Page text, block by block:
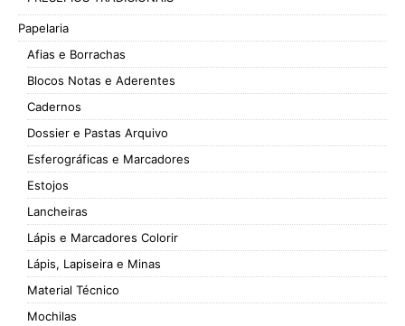
Papelaria
Afias e Borrachas
Blocos Notas e Aderentes
Cadernos
Dossier e Pastas Arquivo
Esferográficas e Marcadores
Estojos
Lancheiras
Lápis e Marcadores Colorir
Lápis, Lapiseira e Minas
Material Técnico
Mochilas